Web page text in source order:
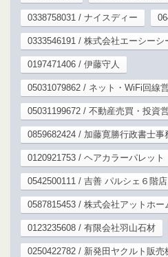
0338758031 / ナイスディー
0333546191 / 株式会社エーシーシ
0197471406 / 伊藤守人
05031079862 / ネット・WiFi回線
05031199672 / 不動産売買・投資
0859682424 / 加藤寛勝行政書士事
0120921753 / ヘアカラーパレット
0542500111 / 吉善 パルシェ６階店
0587815453 / 株式会社アットホー
0123235608 / 有限会社羽山石材
0250422782 / 新発田ヤクルト販